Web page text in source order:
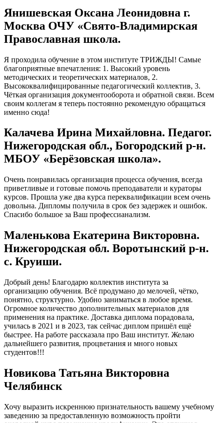
Янишевская Оксана Леонидовна г.
Москва ОЧУ «Свято-Владимирская
Православная школа.
Я проходила обучение в этом институте ТРИЖДЫ! Самые
благоприятные впечатления: 1. Высокий уровень
методических и теоретических материалов, 2.
Высококвалифицированные педагогический коллектив, 3.
Чёткая организация документооборота и обратной связи. Всем
своим коллегам я теперь постоянно рекомендую обращаться
именно сюда!
Калачева Ирина Михайловна. Педагог.
Нижегородская обл., Богородский р-н.
МБОУ «Берёзовская школа».
Очень понравилась организация процесса обучения, всегда
приветливые и готовые помочь преподаватели и кураторы
курсов. Прошла уже два курса переквалификации всем очень
довольна. Дипломы получила в срок без задержек и ошибок.
Спасибо большое за Ваш профессианализм.
Маленькова Екатерина Викторовна.
Нижегородская обл. Воротынский р-н.
с. Круиши.
Добрый день! Благодарю коллектив института за
организацию обучения. Всё продумано до мелочей, чётко,
понятно, структурно. Удобно заниматься в любое время.
Огромное количество дополнительных материалов для
применения на практике. Доставка диплома порадовала,
училась в 2021 и в 2023, так сейчас диплом пришёл ещё
быстрее. На работе рассказала про Ваш институт. Желаю
дальнейшего развития, процветания и много новых
студентов!!!
Новикова Татьяна Викторовна
Челябинск
Хочу выразить искреннюю признательность вашему учебному
заведению за предоставленную возможность пройти